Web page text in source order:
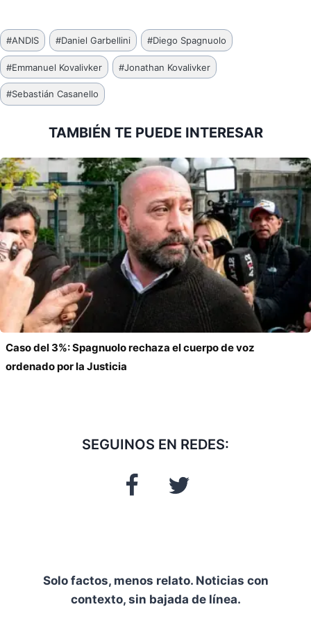
Etiquetas
de
la
entrada:
#ANDIS #Daniel Garbellini #Diego Spagnuolo
#Emmanuel Kovalivker #Jonathan Kovalivker
#Sebastián Casanello
TAMBIÉN TE PUEDE INTERESAR
Caso del 3%: Spagnuolo rechaza el cuerpo de voz
ordenado por la Justicia
SEGUINOS EN REDES:
Solo factos, menos relato. Noticias con
contexto, sin bajada de línea.